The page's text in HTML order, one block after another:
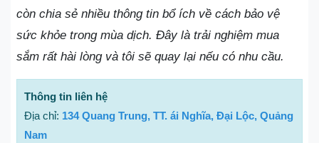
còn chia sẻ nhiều thông tin bổ ích về cách bảo vệ
sức khỏe trong mùa dịch. Đây là trải nghiệm mua
sắm rất hài lòng và tôi sẽ quay lại nếu có nhu cầu.
Thông tin liên hệ
Địa chỉ: 134 Quang Trung, TT. ái Nghĩa, Đại Lộc, Quảng
Nam